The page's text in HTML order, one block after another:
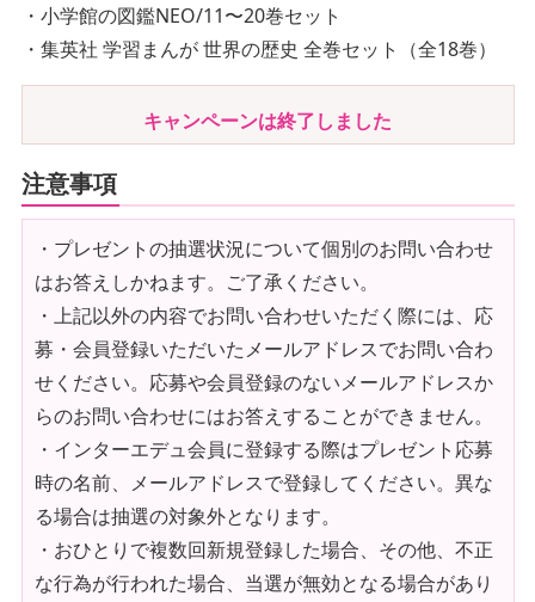
・小学館の図鑑NEO/11〜20巻セット
・集英社 学習まんが 世界の歴史 全巻セット（全18巻）
キャンペーンは終了しました
注意事項
・プレゼントの抽選状況について個別のお問い合わせ
はお答えしかねます。ご了承ください。
・上記以外の内容でお問い合わせいただく際には、応
募・会員登録いただいたメールアドレスでお問い合わ
せください。応募や会員登録のないメールアドレスか
らのお問い合わせにはお答えすることができません。
・インターエデュ会員に登録する際はプレゼント応募
時の名前、メールアドレスで登録してください。異な
る場合は抽選の対象外となります。
・おひとりで複数回新規登録した場合、その他、不正
な行為が行われた場合、当選が無効となる場合があり